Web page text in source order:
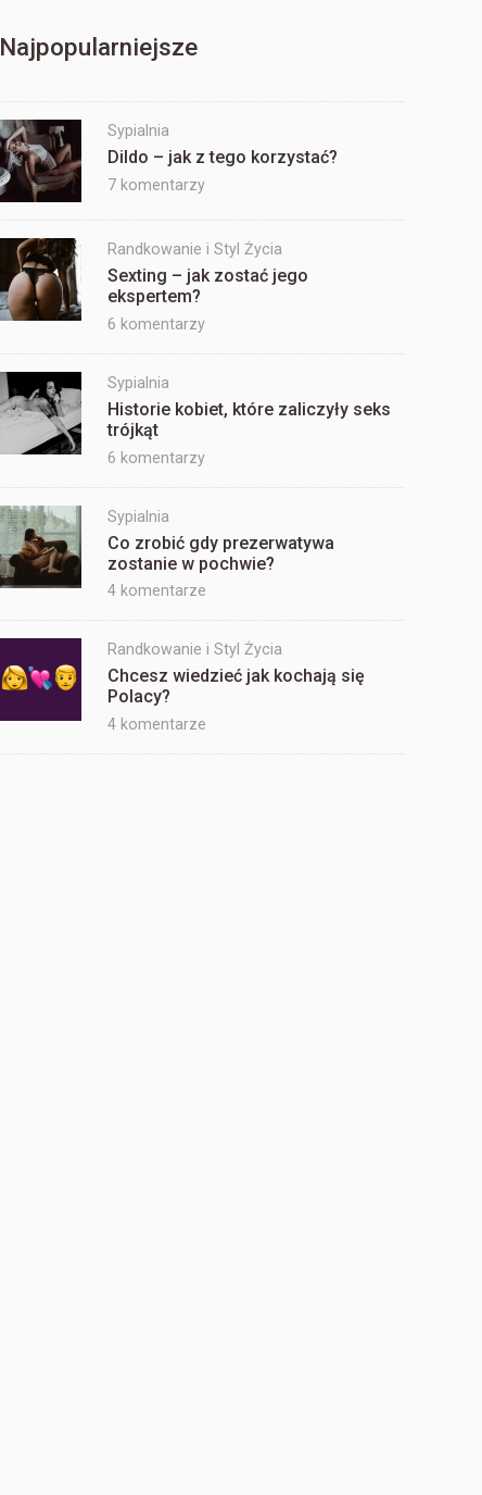
Najpopularniejsze
Sypialnia
Dildo – jak z tego korzystać?
7 komentarzydo
jak
z
korzystać?
Randkowanie i Styl Życia
Sexting – jak zostać jego
ekspertem?
6 komentarzydo
zostać
ekspertem?
Sypialnia
Historie kobiet, które zaliczyły seks
trójkąt
6 komentarzydo
zaliczyły
seks
trójkąt
Sypialnia
Co zrobić gdy prezerwatywa
zostanie w pochwie?
4 komentarzedo
gdy
prezerwatywa
w
pochwie?
Randkowanie i Styl Życia
Chcesz wiedzieć jak kochają się
Polacy?
4 komentarzedo